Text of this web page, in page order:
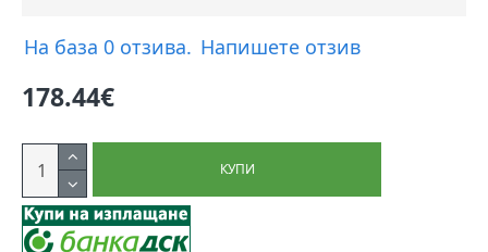
На база 0 отзива. Напишете отзив
178.44€
КУПИ